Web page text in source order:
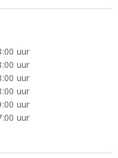
uur
uur
uur
uur
uur
uur